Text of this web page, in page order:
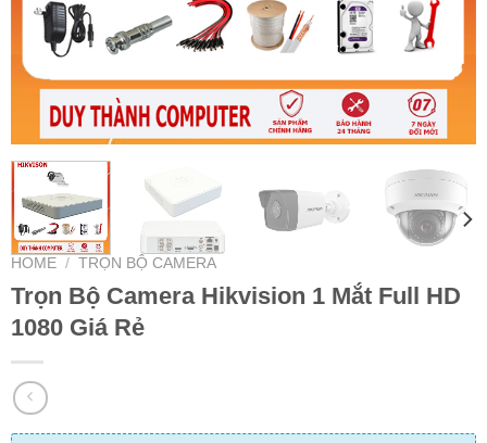
HOME / TRỌN BỘ CAMERA
Trọn Bộ Camera Hikvision 1 Mắt Full HD
1080 Giá Rẻ